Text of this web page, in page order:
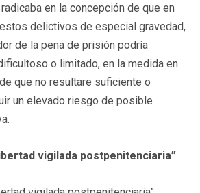
en la concepción de que en
delictivos de especial gravedad,
de la pena de prisión podría
o limitado, en la medida en
que no resultare suficiente o
un elevado riesgo de posible
vigilada postpenitenciaria”